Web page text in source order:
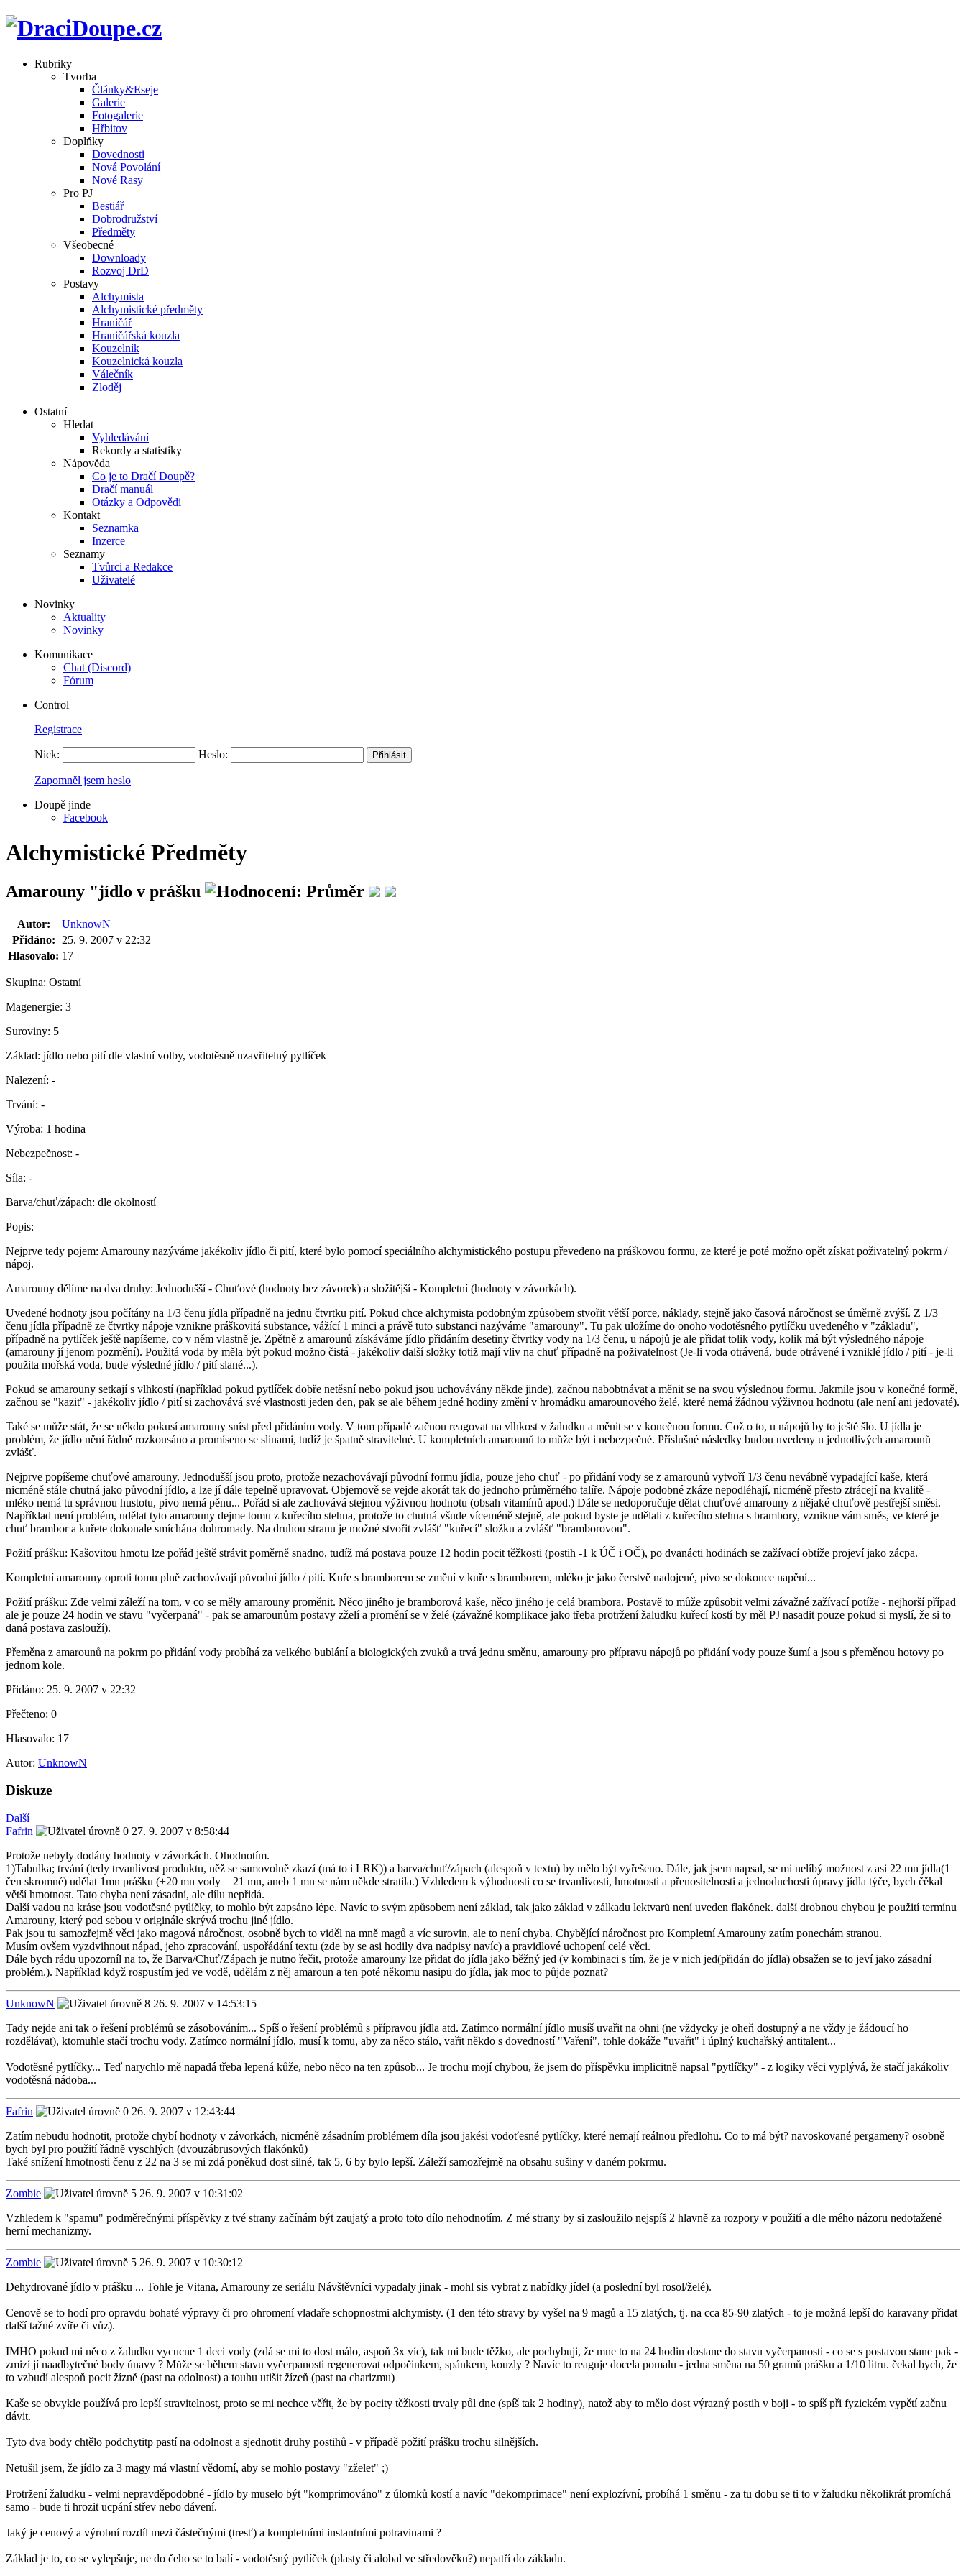
Rubriky
Tvorba
Články&Eseje
Galerie
Fotogalerie
Hřbitov
Doplňky
Dovednosti
Nová Povolání
Nové Rasy
Pro PJ
Bestiář
Dobrodružství
Předměty
Všeobecné
Downloady
Rozvoj DrD
Postavy
Alchymista
Alchymistické předměty
Hraničář
Hraničářská kouzla
Kouzelník
Kouzelnická kouzla
Válečník
Zloděj
Ostatní
Hledat
Vyhledávání
Rekordy a statistiky
Nápověda
Co je to Dračí Doupě?
Dračí manuál
Otázky a Odpovědi
Kontakt
Seznamka
Inzerce
Seznamy
Tvůrci a Redakce
Uživatelé
Novinky
Aktuality
Novinky
Komunikace
Chat (Discord)
Fórum
Control
Registrace
Nick: Heslo:
Zapomněl jsem heslo
Doupě jinde
Facebook
Alchymistické Předměty
Amarouny "jídlo v prášku
Autor:
UnknowN
Přidáno:
25. 9. 2007 v 22:32
Hlasovalo: 17
Skupina: Ostatní
Magenergie: 3
Suroviny: 5
Základ: jídlo nebo pití dle vlastní volby, vodotěsně uzavřitelný pytlíček
Nalezení: -
Trvání: -
Výroba: 1 hodina
Nebezpečnost: -
Síla: -
Barva/chuť/zápach: dle okolností
Popis:
Nejprve tedy pojem: Amarouny nazýváme jakékoliv jídlo či pití, které bylo pomocí speciálního alchymistického postupu převedeno na práškovou formu, ze které je poté možno opět získat poživatelný pokrm /
nápoj.
Amarouny dělíme na dva druhy: Jednodušší - Chuťové (hodnoty bez závorek) a složitější - Kompletní (hodnoty v závorkách).
Uvedené hodnoty jsou počítány na 1/3 čenu jídla případně na jednu čtvrtku pití. Pokud chce alchymista podobným způsobem stvořit větší porce, náklady, stejně jako časová náročnost se úměrně zvýší. Z 1/3
čenu jídla případně ze čtvrtky nápoje vznikne práškovitá substance, vážící 1 minci a právě tuto substanci nazýváme "amarouny". Tu pak uložíme do onoho vodotěsného pytlíčku uvedeného v "základu",
případně na pytlíček ještě napíšeme, co v něm vlastně je. Zpětně z amarounů získáváme jídlo přidáním desetiny čtvrtky vody na 1/3 čenu, u nápojů je ale přidat tolik vody, kolik má být výsledného nápoje
(amarouny jí jenom pozmění). Použitá voda by měla být pokud možno čistá - jakékoliv další složky totiž mají vliv na chuť případně na poživatelnost (Je-li voda otrávená, bude otrávené i vzniklé jídlo / pití - je-li
použita mořská voda, bude výsledné jídlo / pití slané...).
Pokud se amarouny setkají s vlhkostí (například pokud pytlíček dobře netěsní nebo pokud jsou uchovávány někde jinde), začnou nabobtnávat a měnit se na svou výslednou formu. Jakmile jsou v konečné formě,
začnou se "kazit" - jakékoliv jídlo / pití si zachovává své vlastnosti jeden den, pak se ale během jedné hodiny změní v hromádku amarounového želé, které nemá žádnou výživnou hodnotu (ale není ani jedovaté).
Také se může stát, že se někdo pokusí amarouny sníst před přidáním vody. V tom případě začnou reagovat na vlhkost v žaludku a měnit se v konečnou formu. Což o to, u nápojů by to ještě šlo. U jídla je
problém, že jídlo nění řádně rozkousáno a promíseno se slinami, tudíž je špatně stravitelné. U kompletních amarounů to může být i nebezpečné. Příslušné následky budou uvedeny u jednotlivých amarounů
zvlášť.
Nejprve popíšeme chuťové amarouny. Jednodušší jsou proto, protože nezachovávají původní formu jídla, pouze jeho chuť - po přidání vody se z amarounů vytvoří 1/3 čenu nevábně vypadající kaše, která
nicméně stále chutná jako původní jídlo, a lze jí dále tepelně upravovat. Objemově se vejde akorát tak do jednoho průměrného talíře. Nápoje podobné zkáze nepodléhají, nicméně přesto ztrácejí na kvalitě -
mléko nemá tu správnou hustotu, pivo nemá pěnu... Pořád si ale zachovává stejnou výživnou hodnotu (obsah vitamínů apod.) Dále se nedoporučuje dělat chuťové amarouny z nějaké chuťově pestřejší směsi.
Například není problém, udělat tyto amarouny dejme tomu z kuřecího stehna, protože to chutná všude víceméně stejně, ale pokud byste je udělali z kuřecího stehna s brambory, vznikne vám směs, ve které je
chuť brambor a kuřete dokonale smíchána dohromady. Na druhou stranu je možné stvořit zvlášť "kuřecí" složku a zvlášť "bramborovou".
Požití prášku: Kašovitou hmotu lze pořád ještě strávit poměrně snadno, tudíž má postava pouze 12 hodin pocit těžkosti (postih -1 k ÚČ i OČ), po dvanácti hodinách se zažívací obtíže projeví jako zácpa.
Kompletní amarouny oproti tomu plně zachovávají původní jídlo / pití. Kuře s bramborem se změní v kuře s bramborem, mléko je jako čerstvě nadojené, pivo se dokonce napění...
Požití prášku: Zde velmi záleží na tom, v co se měly amarouny proměnit. Něco jiného je bramborová kaše, něco jiného je celá brambora. Postavě to může způsobit velmi závažné zažívací potíže - nejhorší případ
ale je pouze 24 hodin ve stavu "vyčerpaná" - pak se amarounům postavy zželí a promění se v želé (závažné komplikace jako třeba protržení žaludku kuřecí kostí by měl PJ nasadit pouze pokud si myslí, že si to
daná postava zaslouží).
Přeměna z amarounů na pokrm po přidání vody probíhá za velkého bublání a biologických zvuků a trvá jednu směnu, amarouny pro přípravu nápojů po přidání vody pouze šumí a jsou s přeměnou hotovy po
jednom kole.
Přidáno: 25. 9. 2007 v 22:32
Přečteno: 0
Hlasovalo: 17
Autor: UnknowN
Diskuze
Další
Fafrin
27. 9. 2007 v 8:58:44
Protože nebyly dodány hodnoty v závorkách. Ohodnotím.
1)Tabulka; trvání (tedy trvanlivost produktu, něž se samovolně zkazí (má to i LRK)) a barva/chuť/zápach (alespoň v textu) by mělo být vyřešeno. Dále, jak jsem napsal, se mi nelíbý možnost z asi 22 mn jídla(1
čen skromné) udělat 1mn prášku (+20 mn vody = 21 mn, aneb 1 mn se nám někde stratila.) Vzhledem k výhodnosti co se trvanlivosti, hmotnosti a přenositelnosti a jednoduchosti úpravy jídla týče, bych čěkal
větší hmotnost. Tato chyba není zásadní, ale dílu nepřidá.
Další vadou na kráse jsou vodotěsné pytlíčky, to mohlo být zapsáno lépe. Navíc to svým způsobem není základ, tak jako základ v zálkadu lektvarů není uveden flakónek. další drobnou chybou je použití termínu
Amarouny, který pod sebou v originále skrývá trochu jiné jídlo.
Pak jsou tu samozřejmě věci jako magová náročnost, osobně bych to viděl na mně magů a víc surovin, ale to není chyba. Chybějící náročnost pro Kompletní Amarouny zatím ponechám stranou.
Musím ovšem vyzdvihnout nápad, jeho zpracování, uspořádání textu (zde by se asi hodily dva nadpisy navíc) a pravidlové uchopení celé věci.
Dále bych rádu upozorníl na to, že Barva/Chuť/Zápach je nutno řečit, protože amarouny lze přidat do jídla jako běžný jed (v kombinaci s tím, že je v nich jed(přidán do jídla) obsažen se to jeví jako zásadní
problém.). Například když rospustím jed ve vodě, udělám z něj amaroun a ten poté někomu nasipu do jídla, jak moc to půjde poznat?
UnknowN
26. 9. 2007 v 14:53:15
Tady nejde ani tak o řešení problémů se zásobováním... Spíš o řešení problémů s přípravou jídla atd. Zatímco normální jídlo musíš uvařit na ohni (ne vždycky je oheň dostupný a ne vždy je žádoucí ho
rozdělávat), ktomuhle stačí trochu vody. Zatímco normální jídlo, musí k tomu, aby za něco stálo, vařit někdo s dovedností "Vaření", tohle dokáže "uvařit" i úplný kuchařský antitalent...
Vodotěsné pytlíčky... Teď narychlo mě napadá třeba lepená kůže, nebo něco na ten způsob... Je trochu mojí chybou, že jsem do příspěvku implicitně napsal "pytlíčky" - z logiky věci vyplývá, že stačí jakákoliv
vodotěsná nádoba...
Fafrin
26. 9. 2007 v 12:43:44
Zatím nebudu hodnotit, protože chybí hodnoty v závorkách, nicméně zásadním problémem díla jsou jakési vodoťesné pytlíčky, které nemají reálnou předlohu. Co to má být? navoskované pergameny? osobně
bych byl pro použití řádně vyschlých (dvouzábrusových flakónků)
Také snížení hmotnosti čenu z 22 na 3 se mi zdá poněkud dost silné, tak 5, 6 by bylo lepší. Záleží samozřejmě na obsahu sušiny v daném pokrmu.
Zombie
26. 9. 2007 v 10:31:02
Vzhledem k "spamu" podměrečnými příspěvky z tvé strany začínám být zaujatý a proto toto dílo nehodnotím. Z mé strany by si zasloužilo nejspíš 2 hlavně za rozpory v použití a dle mého názoru nedotažené
herní mechanizmy.
Zombie
26. 9. 2007 v 10:30:12
Dehydrované jídlo v prášku ... Tohle je Vitana, Amarouny ze seriálu Návštěvníci vypadaly jinak - mohl sis vybrat z nabídky jídel (a poslední byl rosol/želé).
Cenově se to hodí pro opravdu bohaté výpravy či pro ohromení vladaře schopnostmi alchymisty. (1 den této stravy by vyšel na 9 magů a 15 zlatých, tj. na cca 85-90 zlatých - to je možná lepší do karavany přidat
další tažné zvíře či vůz).
IMHO pokud mi něco z žaludku vycucne 1 deci vody (zdá se mi to dost málo, aspoň 3x víc), tak mi bude těžko, ale pochybuji, že mne to na 24 hodin dostane do stavu vyčerpanosti - co se s postavou stane pak -
zmizí jí naadbytečné body únavy ? Může se během stavu vyčerpanosti regenerovat odpočinkem, spánkem, kouzly ? Navíc to reaguje docela pomalu - jedna směna na 50 gramů prášku a 1/10 litru. čekal bych, že
to vzbudí alespoň pocit žízně (past na odolnost) a touhu utišit žízeň (past na charizmu)
Kaše se obvykle používá pro lepší stravitelnost, proto se mi nechce věřit, že by pocity těžkosti trvaly půl dne (spíš tak 2 hodiny), natož aby to mělo dost výrazný postih v boji - to spíš při fyzickém vypětí začnu
dávit.
Tyto dva body chtělo podchytitp pastí na odolnost a sjednotit druhy postihů - v případě požití prášku trochu silnějších.
Netušil jsem, že jídlo za 3 magy má vlastní vědomí, aby se mohlo postavy "zželet" ;)
Protržení žaludku - velmi nepravděpodobné - jídlo by muselo být "komprimováno" z úlomků kostí a navíc "dekomprimace" není explozívní, probíhá 1 směnu - za tu dobu se ti to v žaludku několikrát promíchá
samo - bude ti hrozit ucpání střev nebo dávení.
Jaký je cenový a výrobní rozdíl mezi částečnými (tresť) a kompletními instantními potravinami ?
Základ je to, co se vylepšuje, ne do čeho se to balí - vodotěsný pytlíček (plasty či alobal ve středověku?) nepatří do základu.